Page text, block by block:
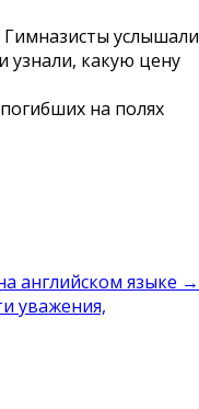
Гимназисты услышали
узнали, какую цену
на полях
английском языке →
уважения,